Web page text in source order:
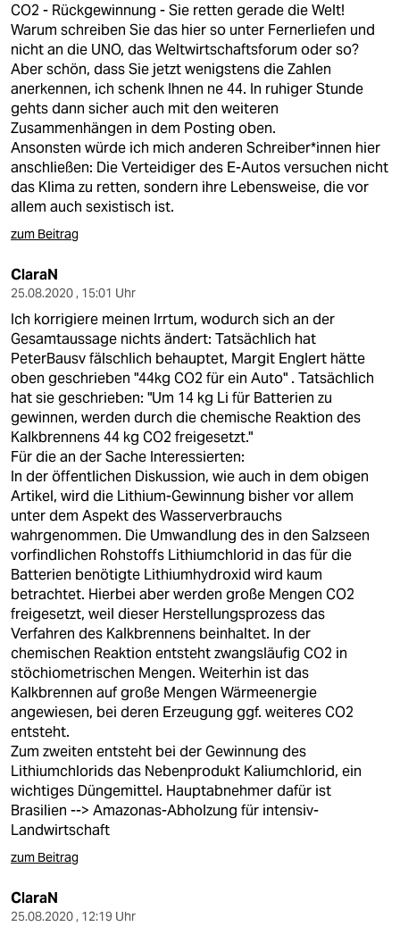
CO2 - Rückgewinnung - Sie retten gerade die Welt!
Warum schreiben Sie das hier so unter Fernerliefen und
nicht an die UNO, das Weltwirtschaftsforum oder so?
Aber schön, dass Sie jetzt wenigstens die Zahlen
anerkennen, ich schenk Ihnen ne 44. In ruhiger Stunde
gehts dann sicher auch mit den weiteren
Zusammenhängen in dem Posting oben.
Ansonsten würde ich mich anderen Schreiber*innen hier
anschließen: Die Verteidiger des E-Autos versuchen nicht
das Klima zu retten, sondern ihre Lebensweise, die vor
allem auch sexistisch ist.
zum Beitrag
ClaraN
25.08.2020 , 15:01 Uhr
Ich korrigiere meinen Irrtum, wodurch sich an der
Gesamtaussage nichts ändert: Tatsächlich hat
PeterBausv fälschlich behauptet, Margit Englert hätte
oben geschrieben "44kg CO2 für ein Auto" . Tatsächlich
hat sie geschrieben: "Um 14 kg Li für Batterien zu
gewinnen, werden durch die chemische Reaktion des
Kalkbrennens 44 kg CO2 freigesetzt."
Für die an der Sache Interessierten:
In der öffentlichen Diskussion, wie auch in dem obigen
Artikel, wird die Lithium-Gewinnung bisher vor allem
unter dem Aspekt des Wasserverbrauchs
wahrgenommen. Die Umwandlung des in den Salzseen
vorfindlichen Rohstoffs Lithiumchlorid in das für die
Batterien benötigte Lithiumhydroxid wird kaum
betrachtet. Hierbei aber werden große Mengen CO2
freigesetzt, weil dieser Herstellungsprozess das
Verfahren des Kalkbrennens beinhaltet. In der
chemischen Reaktion entsteht zwangsläufig CO2 in
stöchiometrischen Mengen. Weiterhin ist das
Kalkbrennen auf große Mengen Wärmeenergie
angewiesen, bei deren Erzeugung ggf. weiteres CO2
entsteht.
Zum zweiten entsteht bei der Gewinnung des
Lithiumchlorids das Nebenprodukt Kaliumchlorid, ein
wichtiges Düngemittel. Hauptabnehmer dafür ist
Brasilien --> Amazonas-Abholzung für intensiv-
Landwirtschaft
zum Beitrag
ClaraN
25.08.2020 , 12:19 Uhr